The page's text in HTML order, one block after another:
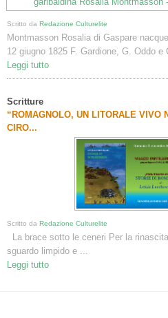
Scritto daRedazione Culturelite
Montmasson Rosalia di Gaspare
12 giugno 1825 F. Gardione, G. Oddo e
Leggi tutto
Scritture
“ROMAGNOLO, UN LITORALE VIVO
CIRO...
Scritto daRedazione Culturelite
La brace sotto le ceneri Per la
sguardo limpido e ...
Leggi tutto